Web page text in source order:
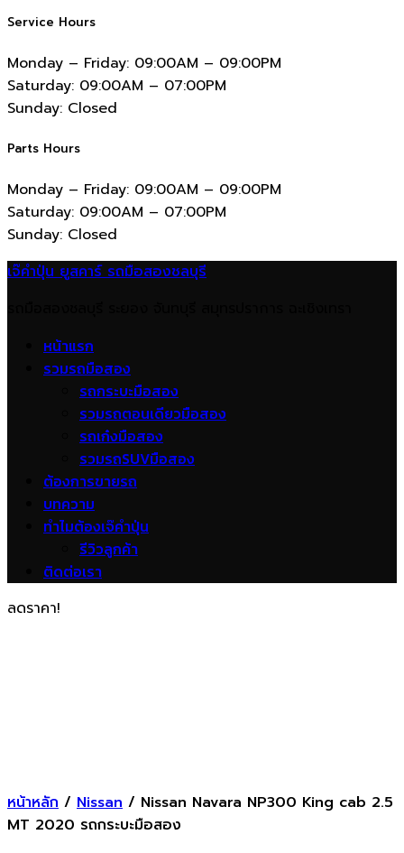
Service Hours
Monday – Friday: 09:00AM – 09:00PM
Saturday: 09:00AM – 07:00PM
Sunday: Closed
Parts Hours
Monday – Friday: 09:00AM – 09:00PM
Saturday: 09:00AM – 07:00PM
Sunday: Closed
เจ๊คำปุ่น ยูสคาร์ รถมือสองชลบุรี
หน้าแรก
รวมรถมือสอง
รถกระบะมือสอง
รวมรถตอนเดียวมือสอง
รถเก๋งมือสอง
รวมรถSUVมือสอง
ต้องการขายรถ
บทความ
ทำไมต้องเจ๊คำปุ่น
รีวิวลูกค้า
ติดต่อเรา
ลดราคา!
หน้าหลัก / Nissan / Nissan Navara NP300 King cab 2.5
MT 2020 รถกระบะมือสอง